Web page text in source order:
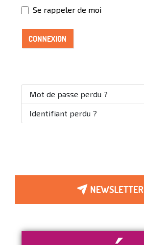
Se rappeler de moi
CONNEXION
Mot de passe perdu ?
Identifiant perdu ?
NEWSLETTER